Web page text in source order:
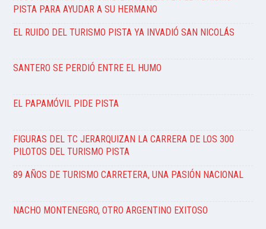
PISTA PARA AYUDAR A SU HERMANO
EL RUIDO DEL TURISMO PISTA YA INVADIÓ SAN NICOLÁS
SANTERO SE PERDIÓ ENTRE EL HUMO
EL PAPAMÓVIL PIDE PISTA
FIGURAS DEL TC JERARQUIZAN LA CARRERA DE LOS 300
PILOTOS DEL TURISMO PISTA
89 AÑOS DE TURISMO CARRETERA, UNA PASIÓN NACIONAL
NACHO MONTENEGRO, OTRO ARGENTINO EXITOSO